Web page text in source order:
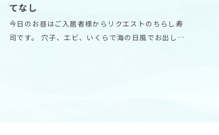
てなし
今日のお昼はご入居者様からリクエストのちらし寿
司です。 穴子、エビ、いくらで海の日風でお出しし